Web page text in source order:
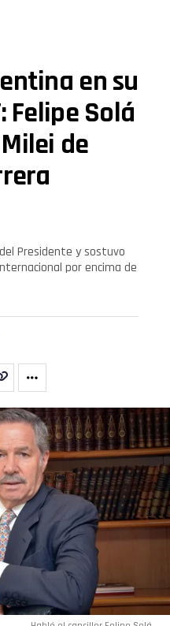
en su
Felipe Solá
de
Presidente y sostuvo
por encima de